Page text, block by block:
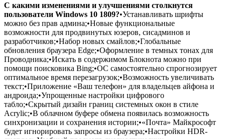
С какими изменениями и улучшениями столкнутся
пользователи Windows 10 1809?•Устанавливать шрифты
можно без прав админа;•Новые функциональные
возможности для продвинутых юзеров, сисадминов и
разработчиков;•Набор новых смайлов;•Глобальные
обновления браузера Edge;•Оформление в темных тонах для
Проводника;•Искать в содержимом Блокнота можно при
помощи поисковика Bing;•ОС самостоятельно спрогнозирует
оптимальное время перезагрузок;•Возможность увеличивать
текст;•Приложение «Ваш телефон» для владельцев айфона и
андроида;•Упрощенные настройки цифрового
табло;•Скрытый дизайн границ системных окон в стиле
Acrylic;•В облачном буфере обмена появилась возможность
синхронизации и сохранения истории;•«Почта» Майкрософт
будет игнорировать запросы из браузера;•Настройки HDR-